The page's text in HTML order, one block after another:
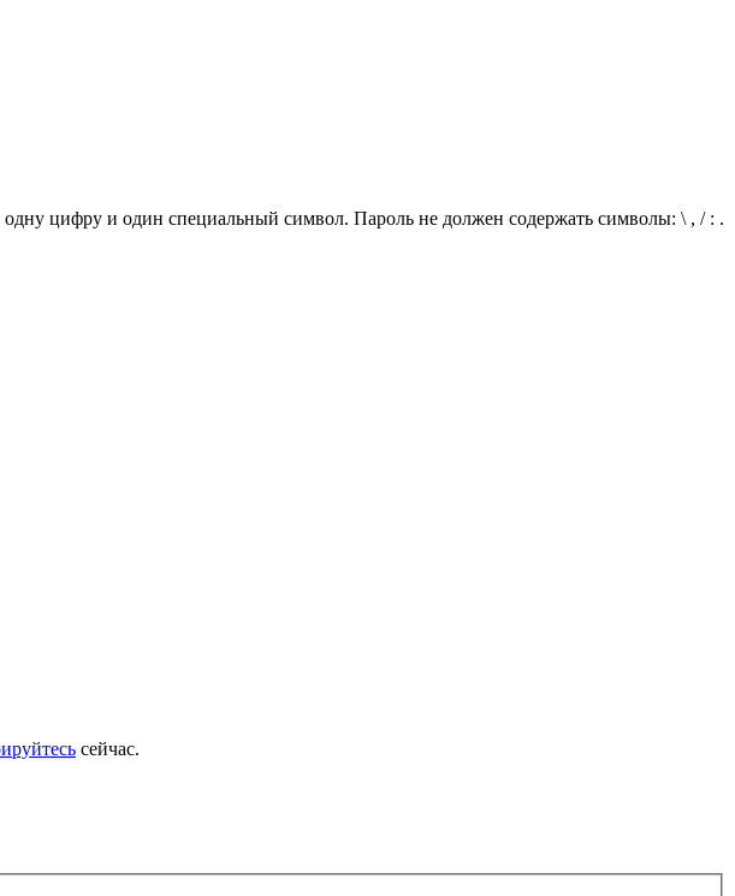
цифру и один специальный символ. Пароль не должен содержать символы: \ , / : .
сейчас.